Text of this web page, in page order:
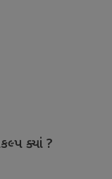
ક્યાં ?